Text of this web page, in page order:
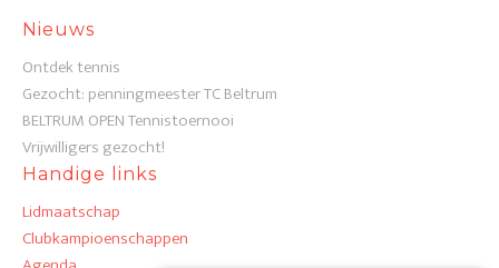
Nieuws
Ontdek tennis
Gezocht: penningmeester TC Beltrum
BELTRUM OPEN Tennistoernooi
Vrijwilligers gezocht!
Handige links
Lidmaatschap
Clubkampioenschappen